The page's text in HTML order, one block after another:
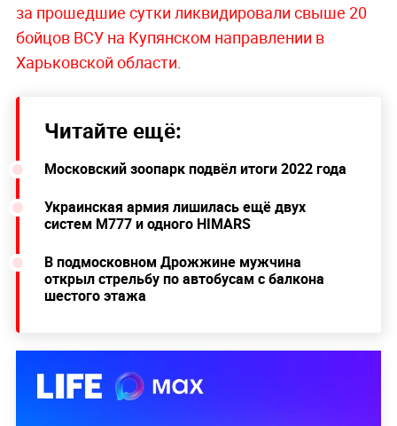
за прошедшие сутки ликвидировали свыше 20
бойцов ВСУ на Купянском направлении в
Харьковской области.
Читайте ещё:
Московский зоопарк подвёл итоги 2022 года
Украинская армия лишилась ещё двух
систем М777 и одного HIMARS
В подмосковном Дрожжине мужчина
открыл стрельбу по автобусам с балкона
шестого этажа